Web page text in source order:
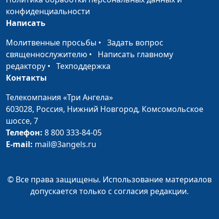
От чего Иисус
счастлив?
Андрей Севрюков,
Как войти в Царство
Небесное?
Андрей Севрюков,
священнослужитель,
магистр богословия
Пример Христа: как
реагировать на
оскорбления?
магистр богословия
Две синагоги, в
которых учил Христос
Истинная вера
Александр Аппак,
священнослужитель,
#121
конфиденциальности
Написать
Молитвенные просьбы • Задать вопрос
священнослужителю • Написать главному
редактору • Техподдержка
Контакты
Телекомпания «Три Ангела»
603028, Россия, Нижний Новгород, Комсомольское
шоссе, 7
Телефон: 8 800 333-84-05
E-mail: mail@3angels.ru
© Все права защищены. Использование материалов
допускается только с согласия редакции.